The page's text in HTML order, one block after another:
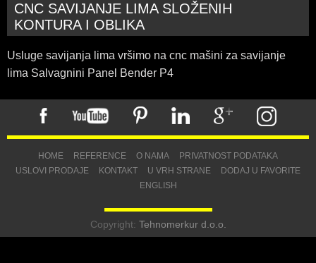
CNC SAVIJANJE LIMA SLOŽENIH
KONTURA I OBLIKA
Usluge savijanja lima vršimo na cnc mašini za savijanje
lima Salvagnini Panel Bender P4
HOME REFERENCE O NAMA
PRIVATNOST PODATAKA
USLOVI PRODAJE
KONTAKT U VRH STRANE
DODAJ U FAVORITE
ENGLISH
Copyright: Tehnomerkur d.o.o.